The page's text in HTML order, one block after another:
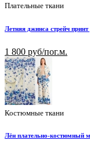
Плательные ткани
Летняя джинса стрейч
1 800 руб/пог.м.
Костюмные ткани
Лён плательно-костюмный